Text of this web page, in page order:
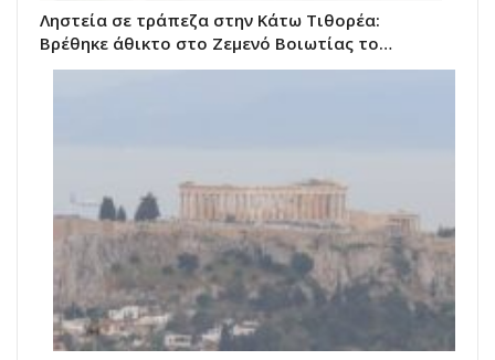
Ληστεία σε τράπεζα στην Κάτω Τιθορέα:
Βρέθηκε άθικτο στο Ζεμενό Βοιωτίας το…